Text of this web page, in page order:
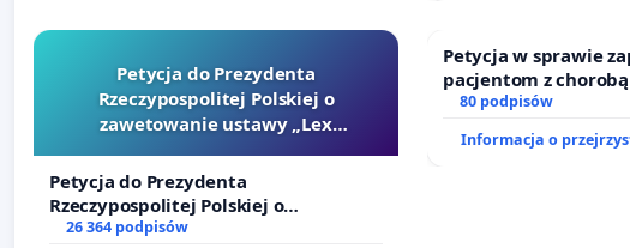
Petycja do Prezydenta
Rzeczypospolitej Polskiej o
zawetowanie ustawy „Lex
Petycja do Prezydenta
Rzeczypospolitej Polskiej o
zawetowanie ustawy „Lex Szarlatan”
26 364 podpisów
Petycja w sprawie
pacjentom z
dostępu do
oraz programów
80 podpisów
Informacja o